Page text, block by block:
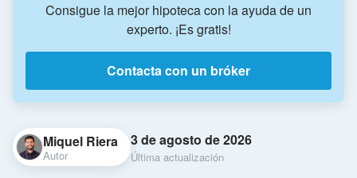
Consigue la mejor hipoteca con la ayuda de un
experto. ¡Es gratis!
Contacta con un bróker
Miquel Riera
Autor
3 de agosto de 2026
Última actualización